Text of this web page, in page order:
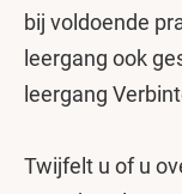
bij voldoende
leergang ook
leergang
Twijfelt u of u